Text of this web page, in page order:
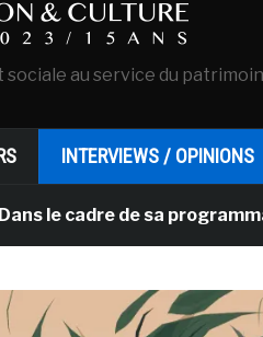
au service du
INTERVIEWS / OPINIONS
de sa programmation